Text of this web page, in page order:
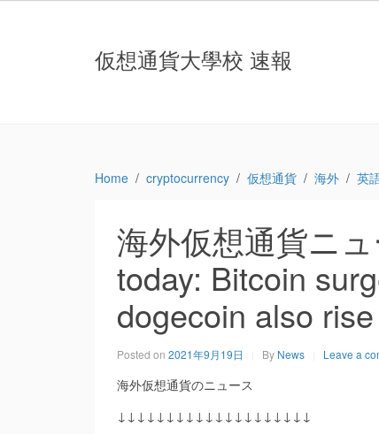
仮想通貨大學校 速報
Home cryptocurrency 仮想通貨 海外 英
海外仮想通貨ニ
today: Bitcoin
dogecoin also
Posted on 2021年9月19日 By News Leave a
海外仮想通貨のニュース
↓↓↓↓↓↓↓↓↓↓↓↓↓↓↓↓↓↓↓↓